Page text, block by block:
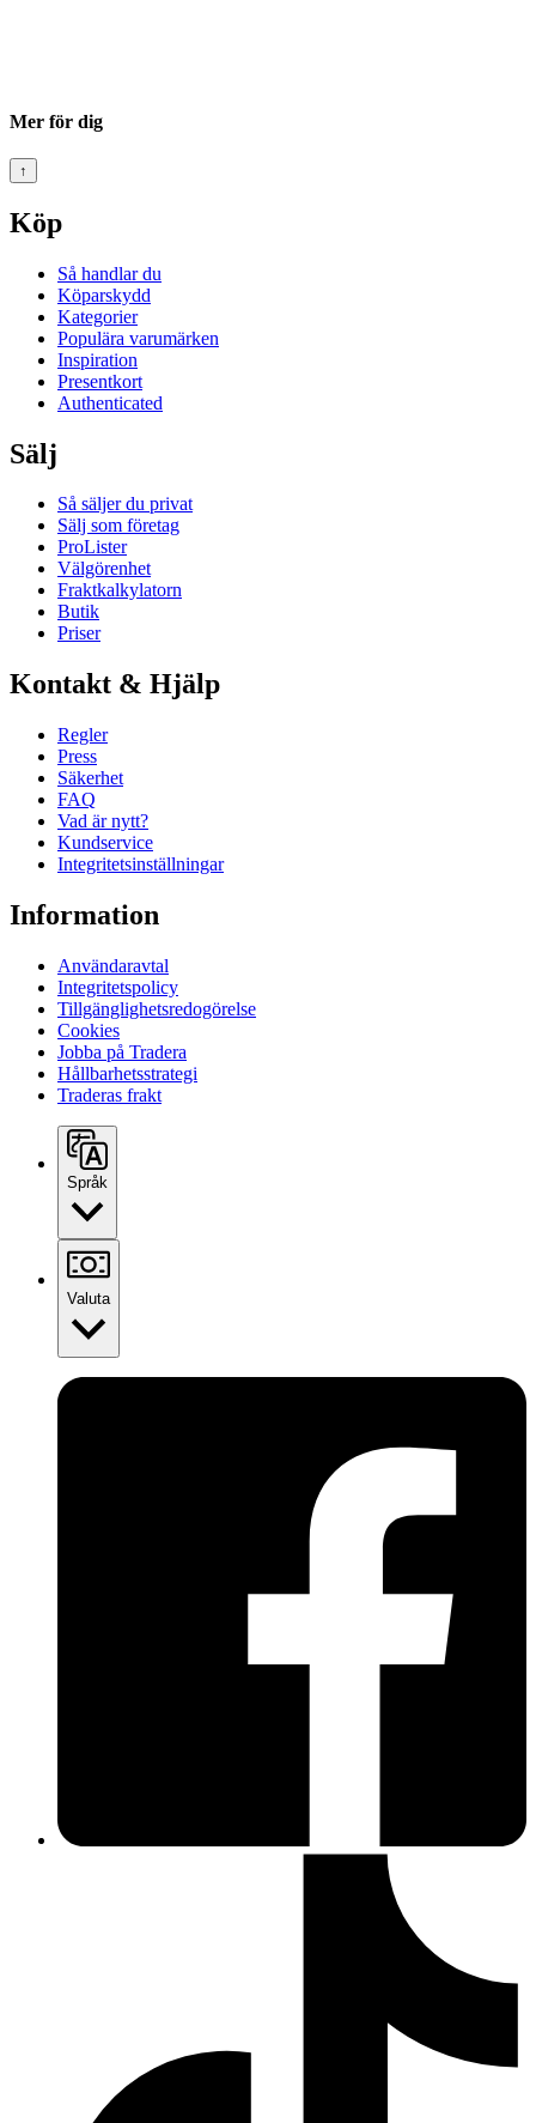
Mer för dig
↑
Köp
Så handlar du
Köparskydd
Kategorier
Populära varumärken
Inspiration
Presentkort
Authenticated
Sälj
Så säljer du privat
Sälj som företag
ProLister
Välgörenhet
Fraktkalkylatorn
Butik
Priser
Kontakt & Hjälp
Regler
Press
Säkerhet
FAQ
Vad är nytt?
Kundservice
Integritetsinställningar
Information
Användaravtal
Integritetspolicy
Tillgänglighetsredogörelse
Cookies
Jobba på Tradera
Hållbarhetsstrategi
Traderas frakt
Språk
Valuta